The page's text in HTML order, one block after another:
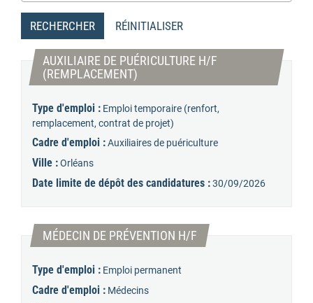
RECHERCHER RÉINITIALISER
AUXILIAIRE DE PUÉRICULTURE H/F
(REMPLACEMENT)
Type d'emploi : Emploi temporaire (renfort,
remplacement, contrat de projet)
Cadre d'emploi :Auxiliaires de puériculture
Ville :Orléans
Date limite de dépôt des candidatures :30/09/2026
MÉDECIN DE PRÉVENTION H/F (Nouvelle fenêtre)
Type d'emploi : Emploi permanent
Cadre d'emploi : Médecins